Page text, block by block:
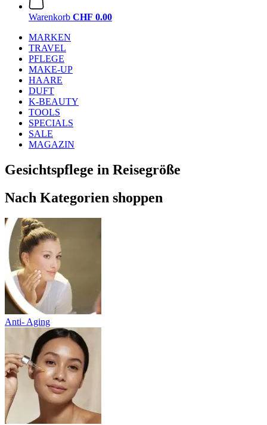
Warenkorb CHF 0.00
MARKEN
TRAVEL
PFLEGE
MAKE-UP
HAARE
DUFT
K-BEAUTY
TOOLS
SPECIALS
SALE
MAGAZIN
Gesichtspflege in Reisegröße
Nach Kategorien shoppen
Anti- Aging